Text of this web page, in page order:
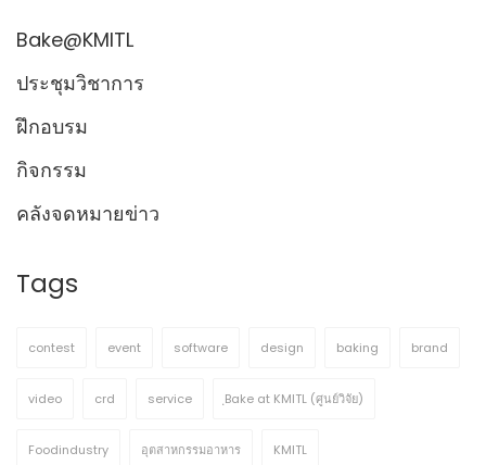
Bake@KMITL
ประชุมวิชาการ
ฝึกอบรม
กิจกรรม
คลังจดหมายข่าว
Tags
contest event software design baking brand
video crd service ฺBake at KMITL (ศูนย์วิจัย)
Foodindustry อุตสาหกรรมอาหาร KMITL